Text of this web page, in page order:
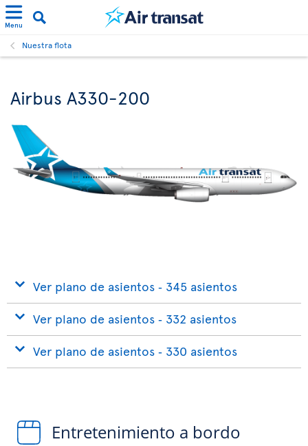
Menu
Nuestra flota
Airbus A330-200
Ver plano de asientos ‐ 345 asientos
Ver plano de asientos ‐ 332 asientos
Ver plano de asientos ‐ 330 asientos
Entretenimiento a bordo